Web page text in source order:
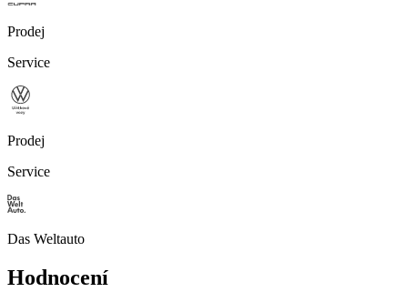
Prodej
Service
Prodej
Service
Das Weltauto
Hodnocení